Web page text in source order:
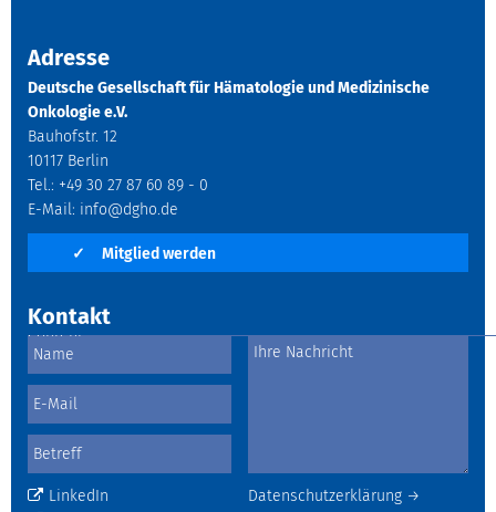
Adresse
Deutsche Gesellschaft für Hämatologie und Medizinische
Onkologie e.V.
Bauhofstr. 12
10117 Berlin
Tel.: +49 30 27 87 60 89 - 0
E-Mail: info@dgho.de
✓ Mitglied werden
Kontakt
Datenschutzerklärung →
LinkedIn